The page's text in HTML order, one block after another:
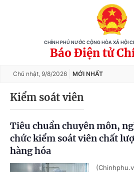
CHÍNH PHỦ NƯỚC CỘNG HÒA XÃ HỘI
Báo Điện tử
Chủ nhật, 9/8/2026 MỚI NHẤT
Kiểm soát viên
Tiêu chuẩn chuyên môn,
chức kiểm soát viên chất
hàng hóa